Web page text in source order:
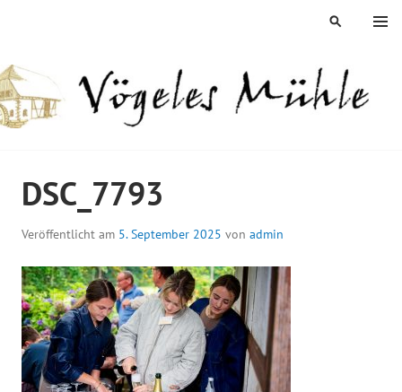
MENÜ
SUCHEN
DSC_7793
Veröffentlicht am 5. September 2025 von admin